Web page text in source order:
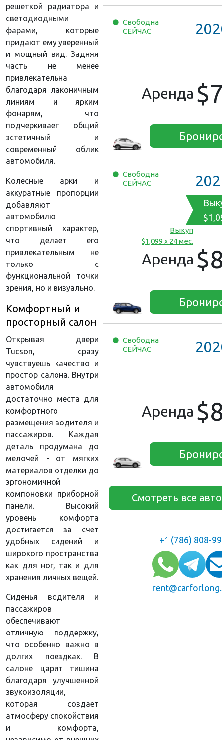
Свободна
СЕЙЧАС
Аренда
Свободна
СЕЙЧАС
Выкуп
$1,099 x 24 мес.
Аренда
Свободна
СЕЙЧАС
Аренда
Смотреть все
+1 (786) 808-
решеткой радиатора и
светодиодными
фарами, которые
придают ему уверенный
и мощный вид. Задняя
часть не менее
привлекательна
благодаря лаконичным
линиям и ярким
фонарям, что
подчеркивает общий
эстетичный и
современный облик
автомобиля.
Колесные арки и
аккуратные пропорции
добавляют
автомобилю
спортивный характер,
что делает его
привлекательным не
только с
функциональной точки
зрения, но и визуально.
Комфортный и
просторный салон
Открывая двери
Tucson, сразу
чувствуешь качество и
простор салона. Внутри
автомобиля
достаточно места для
комфортного
размещения водителя и
пассажиров. Каждая
деталь продумана до
мелочей - от мягких
материалов отделки до
эргономичной
компоновки приборной
панели. Высокий
уровень комфорта
достигается за счет
удобных сидений и
широкого пространства
как для ног, так и для
хранения личных вещей.
Сиденья водителя и
пассажиров
обеспечивают
отличную поддержку,
что особенно важно в
долгих поездках. В
салоне царит тишина
благодаря улучшенной
звукоизоляции,
которая создает
атмосферу спокойствия
и комфорта,